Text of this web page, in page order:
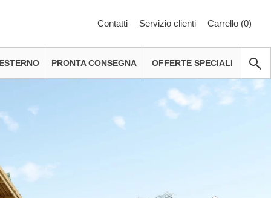
Contatti Servizio clienti Carrello (0)
PRONTA CONSEGNA OFFERTE SPECIALI